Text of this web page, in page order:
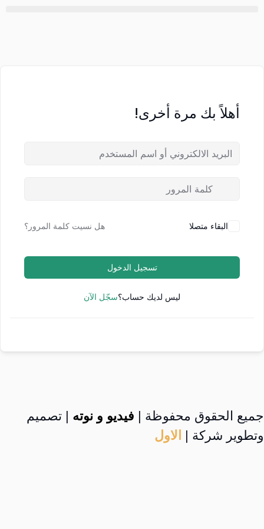
أهلاً بك مرة أخرى!
البقاء متصلا هل نسيت كلمة المرور؟
تسجيل الدخول
ليس لديك حساب؟سجّل الآن
جميع الحقوق محفوظة | فيديو و نوته | تصميم
وتطوير شركة | الاول